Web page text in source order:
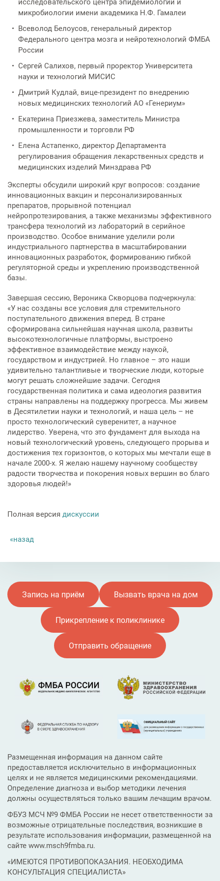
исследовательского центра эпидемиологии и
микробиологии имени академика Н.Ф. Гамалеи
Всеволод Белоусов, генеральный директор
Федерального центра мозга и нейротехнологий ФМБА
России
Сергей Салихов, первый проректор Университета
науки и технологий МИСИС
Дмитрий Кудлай, вице-президент по внедрению
новых медицинских технологий АО «Генериум»
Екатерина Приезжева, заместитель Министра
промышленности и торговли РФ
Елена Астапенко, директор Департамента
регулирования обращения лекарственных средств и
медицинских изделий Минздрава РФ
Эксперты обсудили широкий круг вопросов: создание
инновационных вакцин и персонализированных
препаратов, прорывной потенциал
нейропротезирования, а также механизмы эффективного
трансфера технологий из лабораторий в серийное
производство. Особое внимание уделили роли
индустриального партнерства в масштабировании
инновационных разработок, формированию гибкой
регуляторной среды и укреплению производственной
базы.
Завершая сессию, Вероника Скворцова подчеркнула:
«У нас созданы все условия для стремительного
поступательного движения вперед. В стране
сформирована сильнейшая научная школа, развиты
высокотехнологичные платформы, выстроено
эффективное взаимодействие между наукой,
государством и индустрией. Но главное – это наши
удивительно талантливые и творческие люди, которые
могут решать сложнейшие задачи. Сегодня
государственная политика и сама идеология развития
страны направлены на поддержку прогресса. Мы живем
в Десятилетии науки и технологий, и наша цель – не
просто технологический суверенитет, а научное
лидерство. Уверена, что это фундамент для выхода на
новый технологический уровень, следующего прорыва и
достижения тех горизонтов, о которых мы мечтали еще в
начале 2000-х. Я желаю нашему научному сообществу
радости творчества и покорения новых вершин во благо
здоровья людей!»
Полная версия дискуссии
назад
Запись на приём Вызвать врача на дом
Прикрепление к поликлинике
Отправить обращение
Размещенная информация на данном сайте
предоставляется исключительно в информационных
целях и не является медицинскими рекомендациями.
Определение диагноза и выбор методики лечения
должны осуществляться только вашим лечащим врачом.
ФБУЗ МСЧ №9 ФМБА России не несет ответственности за
возможные отрицательные последствия, возникшие в
результате использования информации, размещенной на
сайте www.msch9fmba.ru.
«ИМЕЮТСЯ ПРОТИВОПОКАЗАНИЯ. НЕОБХОДИМА
КОНСУЛЬТАЦИЯ СПЕЦИАЛИСТА»